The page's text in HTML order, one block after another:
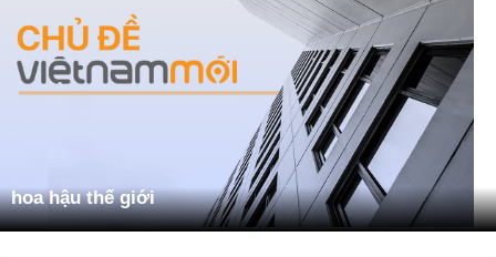
hoa hậu thế giới